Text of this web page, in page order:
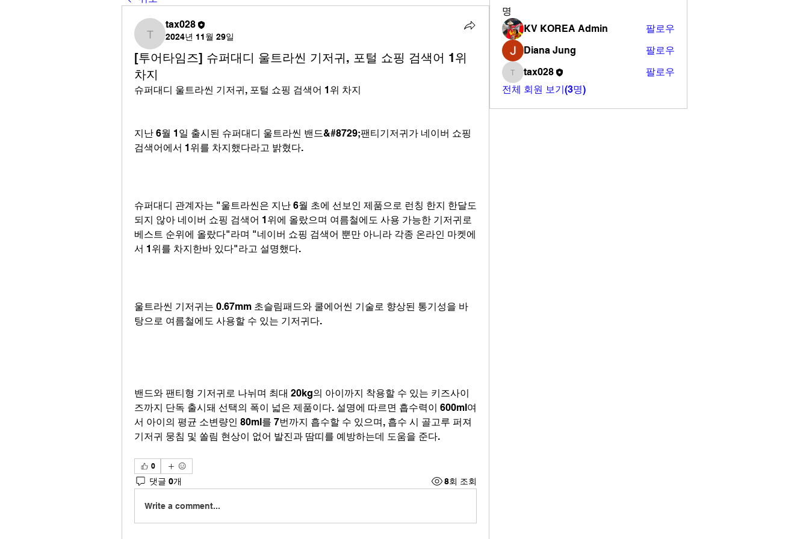
tax028
tax028
2024년 11월 29일
[투어타임즈] 슈퍼대디 울트라씬 기저귀, 포털 쇼핑 검색어 1위
차지
슈퍼대디 울트라씬 기저귀, 포털 쇼핑 검색어 1위 차지
지난 6월 1일 출시된 슈퍼대디 울트라씬 밴드&#8729;팬티기저귀가 네이버 쇼핑
검색어에서 1위를 차지했다라고 밝혔다.
슈퍼대디 관계자는 "울트라씬은 지난 6월 초에 선보인 제품으로 런칭 한지 한달도
되지 않아 네이버 쇼핑 검색어 1위에 올랐으며 여름철에도 사용 가능한 기저귀로
베스트 순위에 올랐다"라며 "네이버 쇼핑 검색어 뿐만 아니라 각종 온라인 마켓에
서 1위를 차지한바 있다"라고 설명했다.
울트라씬 기저귀는 0.67mm 초슬림패드와 쿨에어씬 기술로 향상된 통기성을 바
탕으로 여름철에도 사용할 수 있는 기저귀다.
밴드와 팬티형 기저귀로 나뉘며 최대 20kg의 아이까지 착용할 수 있는 키즈사이
즈까지 단독 출시돼 선택의 폭이 넓은 제품이다. 설명에 따르면 흡수력이 600ml여
서 아이의 평균 소변량인 80ml를 7번까지 흡수할 수 있으며, 흡수 시 골고루 퍼져
기저귀 뭉침 및 쏠림 현상이 없어 발진과 땀띠를 예방하는데 도움을 준다.
0
댓글 0개 8회 조회
Write a comment...
명
KV KOREA Admin
팔로우
Diana Jung
팔로우
tax028
tax028
팔로우
전체 회원 보기(3명)